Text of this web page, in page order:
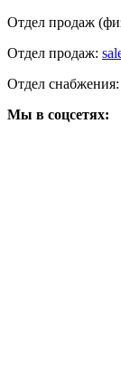
Отдел продаж
Отдел продаж:
Отдел снабжения:
Мы в соцсетях: